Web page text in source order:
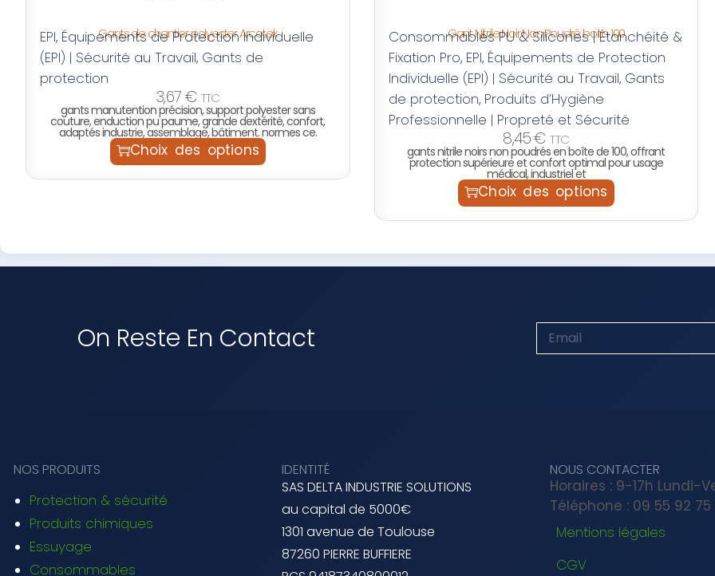
Gants de chantier polyester Arcotek
EPI, Équipements de Protection Individuelle
(EPI) | Sécurité au Travail, Gants de
protection
3,67€ TTC
gants manutention précision, support polyester sans
couture, enduction pu paume, grande dextérité, confort,
adaptés industrie, assemblage, bâtiment. normes ce.
Choix des options
Gant Nitrile Noir Non Poudré boite 100
Consommables PU & Silicones | Étanchéité &
Fixation Pro, EPI, Équipements de Protection
Individuelle (EPI) | Sécurité au Travail, Gants
de protection, Produits d’Hygiène
Professionnelle | Propreté et Sécurité
8,45€ TTC
gants nitrile noirs non poudrés en boîte de 100, offrant
protection supérieure et confort optimal pour usage
médical, industriel et
Choix des options
On Reste En Contact
NOS PRODUITS
Protection & sécurité
Produits chimiques
Essuyage
Consommables
IDENTITÉ
SAS DELTA INDUSTRIE SOLUTIONS
au capital de 5000€
1301 avenue de Toulouse
87260 PIERRE BUFFIERE
NOUS CONTACTER
Horaires : 9-17h Lundi-
Téléphone : 09 55 92 75
Mentions légales
CGV